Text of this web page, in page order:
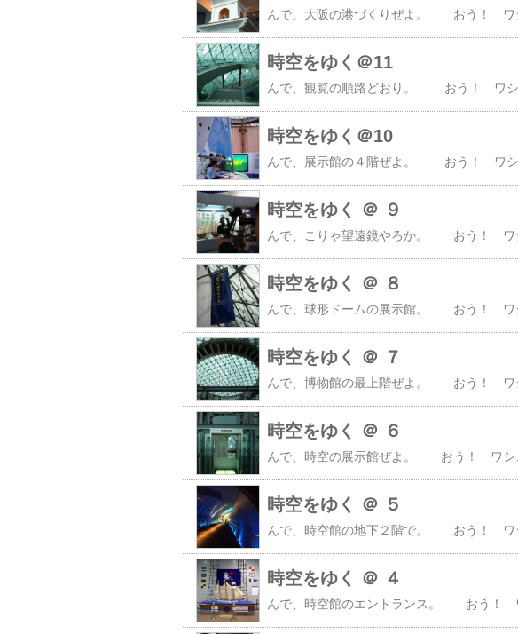
時空をゆく＠11
時空をゆく＠10
時空をゆく ＠ ９
時空をゆく ＠ ８
時空をゆく ＠ ７
時空をゆく ＠ ６
時空をゆく ＠ ５
時空をゆく ＠ ４